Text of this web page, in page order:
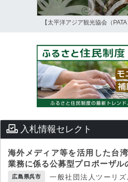
【太平洋アジア観光協会（
入札情報セレクト
海外メディア等を活用した台
業務に係る公募型プロポーザル
広島県呉市
一般社団法人ツーリ